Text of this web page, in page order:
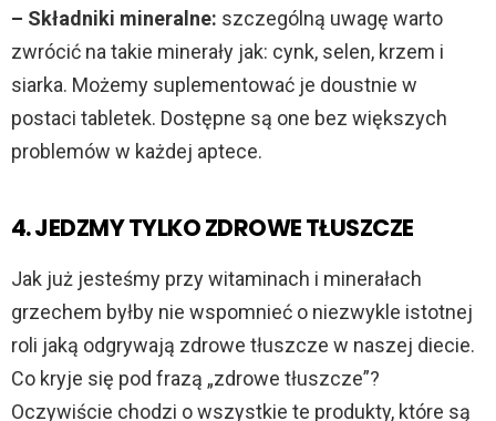
– Składniki mineralne: szczególną uwagę warto
zwrócić na takie minerały jak: cynk, selen, krzem i
siarka. Możemy suplementować je doustnie w
postaci tabletek. Dostępne są one bez większych
problemów w każdej aptece.
4. JEDZMY TYLKO ZDROWE TŁUSZCZE
Jak już jesteśmy przy witaminach i minerałach
grzechem byłby nie wspomnieć o niezwykle istotnej
roli jaką odgrywają zdrowe tłuszcze w naszej diecie.
Co kryje się pod frazą „zdrowe tłuszcze”?
Oczywiście chodzi o wszystkie te produkty, które są